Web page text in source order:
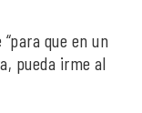
que en un
pueda irme al